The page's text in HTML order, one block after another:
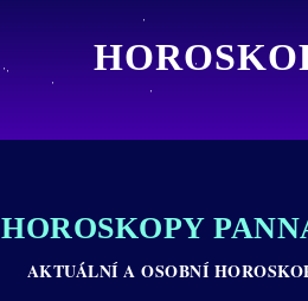
HOROSKOPY
AKTUÁLNÍ A OSOBNÍ